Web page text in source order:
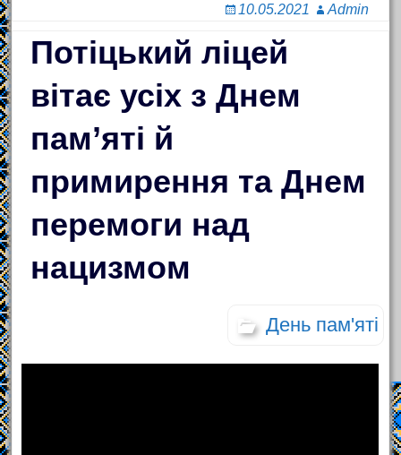
10.05.2021 Admin
Потіцький ліцей
вітає усіх з Днем
пам’яті й
примирення та Днем
перемоги над
нацизмом
День пам'яті